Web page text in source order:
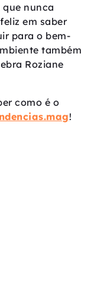
nunca
em saber
para o bem-
também
Roziane
como é o
!